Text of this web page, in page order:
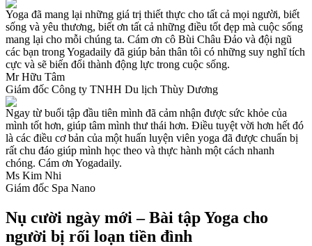
Yoga đã mang lại những giá trị thiết thực cho tất cả mọi người, biết
sống và yêu thương, biết ơn tất cả những điều tốt đẹp mà cuộc sống
mang lại cho mỗi chúng ta. Cám ơn cô Bùi Châu Đảo và đội ngũ
các bạn trong Yogadaily đã giúp bản thân tôi có những suy nghĩ tích
cực và sẽ biến đổi thành động lực trong cuộc sống.
Mr Hữu Tâm
Giám đốc Công ty TNHH Du lịch Thùy Dương
Ngay từ buổi tập đầu tiên mình đã cảm nhận được sức khỏe của
mình tốt hơn, giúp tâm mình thư thái hơn. Điều tuyệt vời hơn hết đó
là các điều cơ bản của một huấn luyện viên yoga đã được chuẩn bị
rất chu đáo giúp mình học theo và thực hành một cách nhanh
chóng. Cám ơn Yogadaily.
Ms Kim Nhi
Giám đốc Spa Nano
Nụ cười ngày mới – Bài tập Yoga cho
người bị rối loạn tiền đình